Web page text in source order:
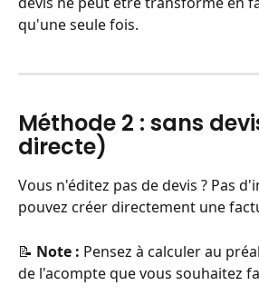
qu'une seule fois.
Méthode 2 : sans
directe)
Vous n'éditez pas de devis ? Pas
pouvez créer directement une
📝 Note : Pensez à calculer au
de l'acompte que vous souhaitez